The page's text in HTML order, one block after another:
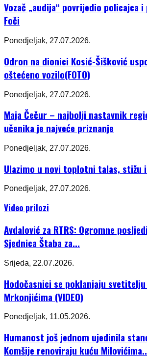
Vozač „audija“ povrijedio policajca
Foči
Ponedjeljak, 27.07.2026.
Odron na dionici Kosić-Šišković
oštećeno vozilo(FOTO)
Ponedjeljak, 27.07.2026.
Maja Čečur – najbolji nastavnik
učenika je najveće priznanje
Ponedjeljak, 27.07.2026.
Ulazimo u novi toplotni talas, stižu
Ponedjeljak, 27.07.2026.
Video prilozi
Avdalović za RTRS: Ogromne
Sjednica Štaba za...
Srijeda, 22.07.2026.
Hodočasnici se poklanjaju
Mrkonjićima (VIDEO)
Ponedjeljak, 11.05.2026.
Humanost još jednom ujedinila
Komšije renoviraju kuću